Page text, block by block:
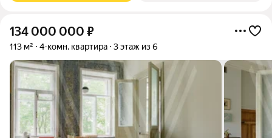
134 000 000 ₽
113 м² 4-комн. квартира 3 этаж из 6